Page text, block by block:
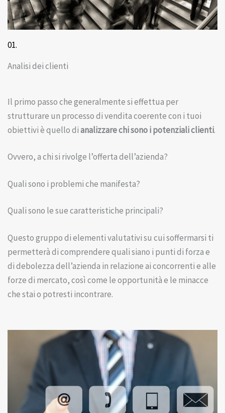
01.
Analisi dei clienti
Il primo passo che generalmente si effettua per
strutturare un processo di vendita coerente con i tuoi
obiettivi è quello dianalizzare chi sono i potenziali clienti.
Ovvero, a chi si rivolge l’offerta dell’azienda?
Quali sono i problemi che manifesta?
Quali sono le sue caratteristiche principali?
Questo gruppo di elementi valutativi su cui soffermarsi ti
permetterà di comprendere quali siano i punti di forza e
di debolezza dell’azienda in relazione ai concorrenti e alle
forze di mercato, così come le opportunità e le minacce
che stai o potresti incontrare.